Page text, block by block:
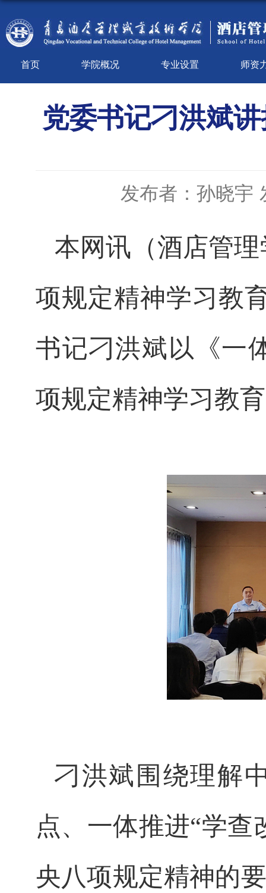
首页 学院概况 专业设置 师资
党委书记刁洪斌
发布者：孙晓宇
本网讯 （酒店管
项规定精神学习教
书记刁洪斌以《一
项规定精神学习教
刁洪斌围绕理解
点、一体推进“学
央八项规定精神的